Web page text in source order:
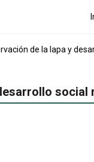
de la lapa y